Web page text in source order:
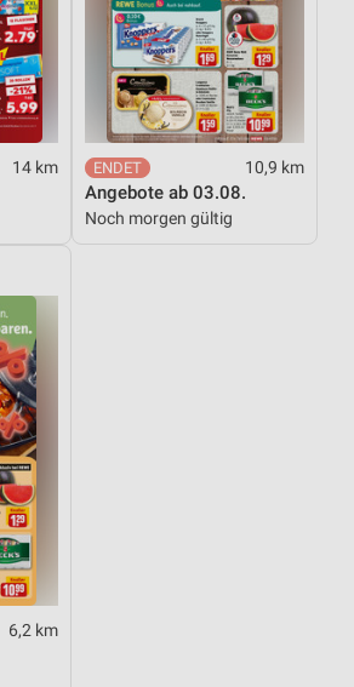
14 km 10,9 km
Angebote ab 03.08.
Noch morgen gültig
6,2 km